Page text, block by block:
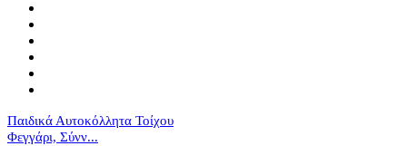
Παιδικά Αυτοκόλλητα Τοίχου
Φεγγάρι, Σύνν...